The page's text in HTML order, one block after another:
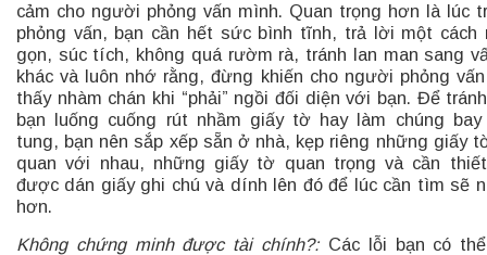
cảm cho người phỏng vấn mình. Quan trọng hơn là lúc
phỏng vấn, bạn cần hết sức bình tĩnh, trả lời một cách
gọn, súc tích, không quá rườm rà, tránh lan man sang
khác và luôn nhớ rằng, đừng khiến cho người phỏng
thấy nhàm chán khi “phải” ngồi đối diện với bạn. Để
bạn luống cuống rút nhầm giấy tờ hay làm chúng bay
tung, bạn nên sắp xếp sẵn ở nhà, kẹp riêng những giấy
quan với nhau, những giấy tờ quan trọng và cần
được dán giấy ghi chú và dính lên đó để lúc cần tìm sẽ
hơn.
Không chứng minh được tài chính?: Các lỗi bạn có